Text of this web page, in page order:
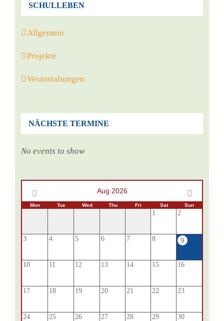
SCHULLEBEN
Allgemein
Projekte
Veranstaltungen
NÄCHSTE TERMINE
No events to show
Aug 2026
Mon Tue Wed Thu Fri Sat Sun
1 2
3 4 5 6 7 8 9
10 11 12 13 14 15 16
17 18 19 20 21 22 23
24 25 26 27 28 29 30